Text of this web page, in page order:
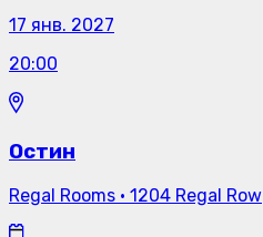
17 янв. 2027
20:00
Остин
Regal Rooms · 1204 Regal Row